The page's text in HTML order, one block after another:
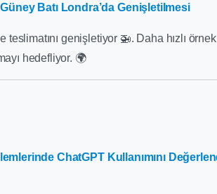
Güney Batı Londra’da Genişletilmesi
genişletiyor 🚁. Daha hızlı örnek
hedefliyor. 🌍
ChatGPT Kullanımını